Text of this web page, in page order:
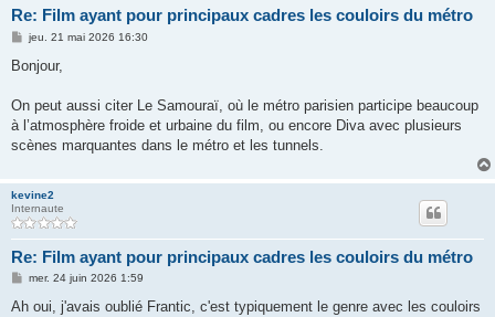
Re: Film ayant pour principaux cadres les couloirs du métro
M
s
g
jeu. 21 mai 2026 16:30
Bonjour,
On peut aussi citer Le Samouraï, où le métro parisien participe beaucoup
à l’atmosphère froide et urbaine du film, ou encore Diva avec plusieurs
scènes marquantes dans le métro et les tunnels.
kevine2
Internaute
Re: Film ayant pour principaux cadres les couloirs du métro
M
s
mer. 24 juin 2026 1:59
Ah oui, j'avais oublié Frantic, c'est typiquement le genre avec les couloirs